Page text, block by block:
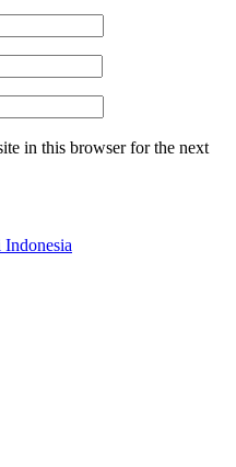
in this browser for the next